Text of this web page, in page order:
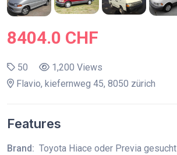
8404.0 CHF
50
1,200 Views
Flavio, kiefernweg 45, 8050 zürich
Features
Brand: Toyota Hiace oder Previa gesucht